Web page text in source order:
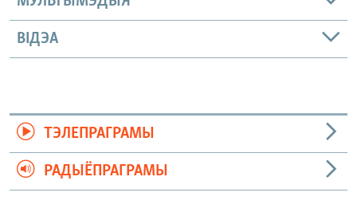
ВІДЭА
ТЭЛЕПРАГРАМЫ
РАДЫЁПРАГРАМЫ